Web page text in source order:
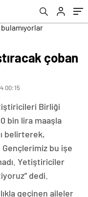
çoban
00:15
Birliği
bin lira maaşla
belirterek,
Gençlerimiz bu işe
Yetiştiriciler
dedi.
geçinen aileler